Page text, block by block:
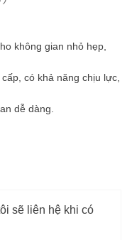
không gian nhỏ hẹp,
có khả năng chịu lực,
dễ dàng.
sẽ liên hệ khi có